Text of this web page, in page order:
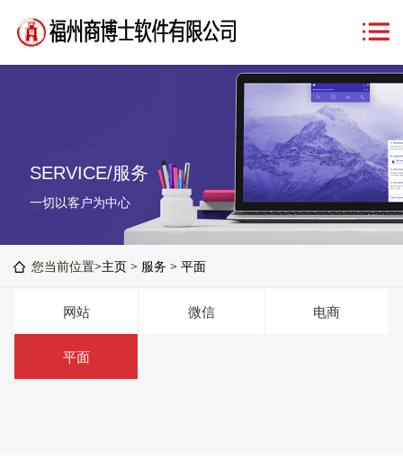
SERVICE/服务
一切以客户为中心
您当前位置>主页 > 服务 > 平面
网站 微信 电商
平面